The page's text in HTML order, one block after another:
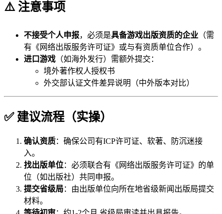
⚠️ 注意事项
不接受个人申报，必须是具备游戏出版资质的企业 （需
有《网络出版服务许可证》或与有资质单位合作）。
进口游戏 （如海外发行）需额外提交：
境外著作权人授权书
外交部认证文件差异说明（中外版本对比）
✅ 建议流程（实操）
确认资质：确保公司有ICP许可证、软著、防沉迷接
入。
找出版单位：必须联合有《网络出版服务许可证》的单
位（如出版社）共同申报。
提交省级局：由出版单位向所在地省级新闻出版局提交
材料。